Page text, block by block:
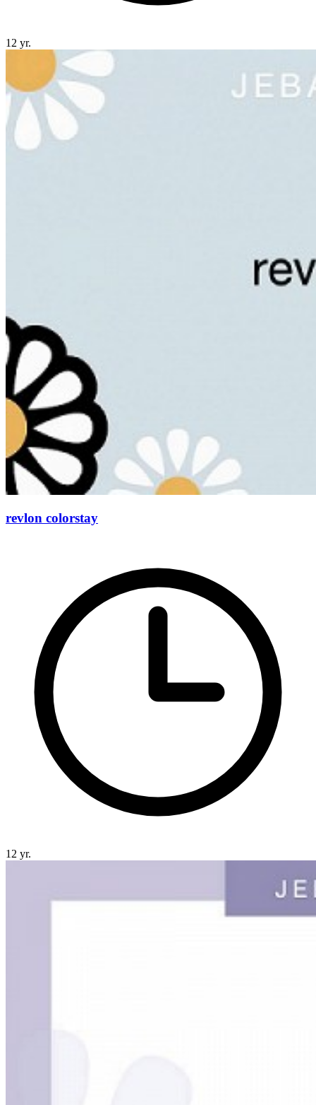
12 yr.
revlon colorstay
12 yr.